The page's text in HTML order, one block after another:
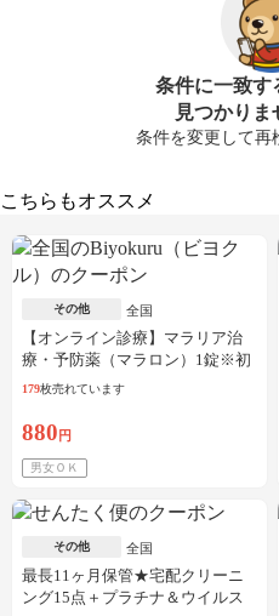
条件に一致す
見つかりま
条件を変更して再
こちらもオススメ
その他 全国
【オンライン診療】マラリア治
療・予防薬（マラロン）1錠※初
診料・送料込／30枚可
179枚売れています
880 円
男女ＯＫ
その他 全国
最長11ヶ月保管★宅配クリーニ
ング15点＋プラチナ＆ウイルス